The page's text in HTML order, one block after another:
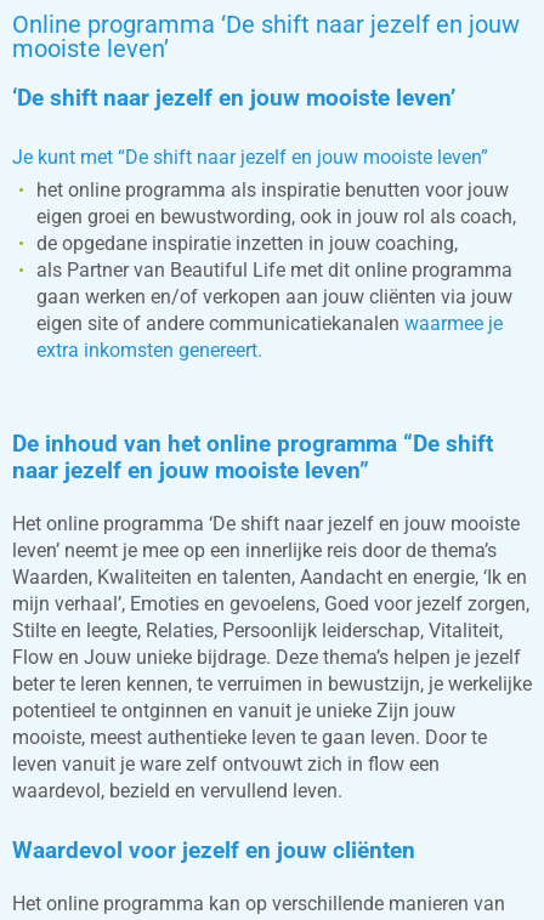
Online programma ‘De shift naar jezelf en jouw
mooiste leven’
‘De shift naar jezelf en jouw mooiste leven’
Je kunt met “De shift naar jezelf en jouw mooiste leven”
het online programma als inspiratie benutten voor jouw
eigen groei en bewustwording, ook in jouw rol als coach,
de opgedane inspiratie inzetten in jouw coaching,
als Partner van Beautiful Life met dit online programma
gaan werken en/of verkopen aan jouw cliënten via jouw
eigen site of andere communicatiekanalen waarmee je
extra inkomsten genereert.
De inhoud van het online programma “De shift
naar jezelf en jouw mooiste leven”
Het online programma ‘De shift naar jezelf en jouw mooiste
leven’ neemt je mee op een innerlijke reis door de thema’s
Waarden, Kwaliteiten en talenten, Aandacht en energie, ‘Ik en
mijn verhaal’, Emoties en gevoelens, Goed voor jezelf zorgen,
Stilte en leegte, Relaties, Persoonlijk leiderschap, Vitaliteit,
Flow en Jouw unieke bijdrage. Deze thema’s helpen je jezelf
beter te leren kennen, te verruimen in bewustzijn, je werkelijke
potentieel te ontginnen en vanuit je unieke Zijn jouw
mooiste, meest authentieke leven te gaan leven. Door te
leven vanuit je ware zelf ontvouwt zich in flow een
waardevol, bezield en vervullend leven.
Waardevol voor jezelf en jouw cliënten
Het online programma kan op verschillende manieren van